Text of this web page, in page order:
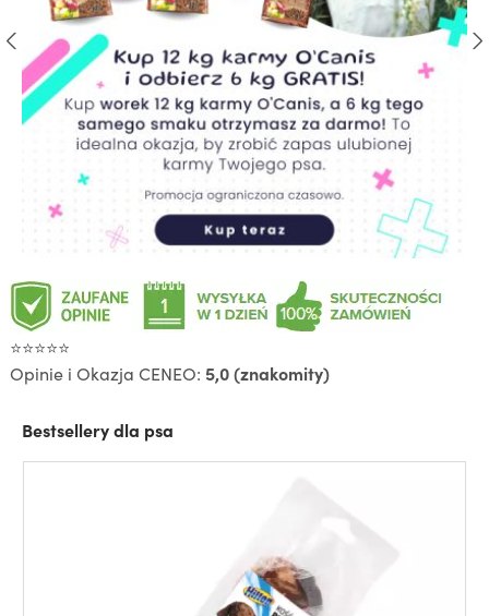
⭐⭐⭐⭐⭐
Opinie i Okazja CENEO: 5,0 (znakomity)
Bestsellery dla psa